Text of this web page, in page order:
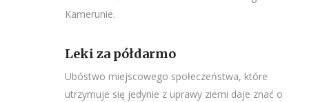
Kamerunie.
Leki za półdarmo
Ubóstwo miejscowego społeczeństwa, które
utrzymuje się jedynie z uprawy ziemi daje znać o